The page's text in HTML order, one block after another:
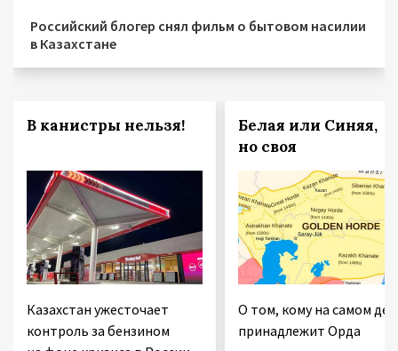
Российский блогер снял фильм о бытовом насилии
в Казахстане
В канистры нельзя!
Казахстан ужесточает
контроль за бензином
Белая или Синяя,
но своя
О том, кому на самом
принадлежит Орда